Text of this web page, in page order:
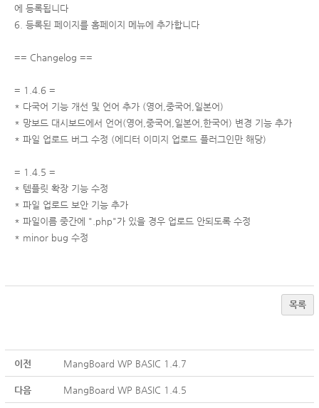
에 등록됩니다
6. 등록된 페이지를 홈페이지 메뉴에 추가합니다
== Changelog ==
= 1.4.6 =
* 다국어 기능 개선 및 언어 추가 (영어,중국어,일본어)
* 망보드 대시보드에서 언어(영어,중국어,일본어,한국어) 변경 기능 추가
* 파일 업로드 버그 수정 (에디터 이미지 업로드 플러그인만 해당)
= 1.4.5 =
* 템플릿 확장 기능 수정
* 파일 업로드 보안 기능 추가
* 파일이름 중간에 ".php"가 있을 경우 업로드 안되도록 수정
* minor bug 수정
목록
이전 MangBoard WP BASIC 1.4.7
다음 MangBoard WP BASIC 1.4.5